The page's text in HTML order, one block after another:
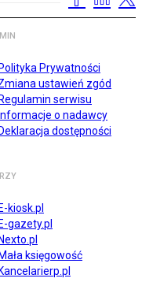
Polityka Prywatności
ustawień zgód
Regulamin serwisu
Informacje o nadawcy
Deklaracja dostępności
E-kiosk.pl
E-gazety.pl
Nexto.pl
Mała księgowość
Kancelarierp.pl